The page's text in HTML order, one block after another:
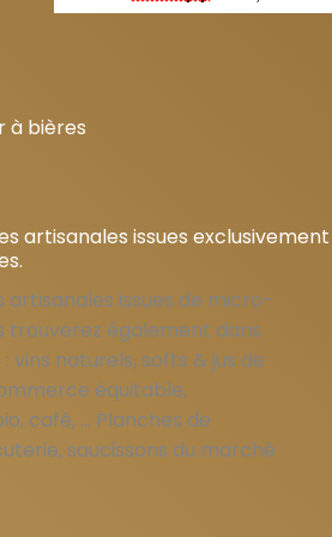
à bières
artisanales issues
artisanales issues de micro-
trouverez également dans
vins naturels, softs & jus de
équitable,
café, … Planches de
saucissons du marché